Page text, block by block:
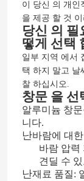
우리에 대하
공장 여행
품질 관리
연락주세요
이 당신 의 개인
을 제공 할 것
당신 의 필
떻게 선택
일부 지역 에서
택 하지 말고 날
찰 하십시오.
창문 을 선
알루미늄 창
니다.
난바람에 대
바람 압력
견딜 수
난재료 품질: